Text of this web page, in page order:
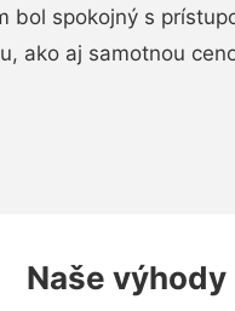
bol spokojný s
ako aj samotnou
Naše výhody